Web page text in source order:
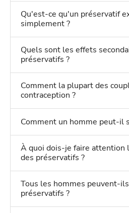
Qu'est-ce qu'un préservatif
simplement ?
Quels sont les effets
préservatifs ?
Comment la plupart des
contraception ?
Comment un homme peut-il
À quoi dois-je faire attention
des préservatifs ?
Tous les hommes peuvent-
préservatifs ?